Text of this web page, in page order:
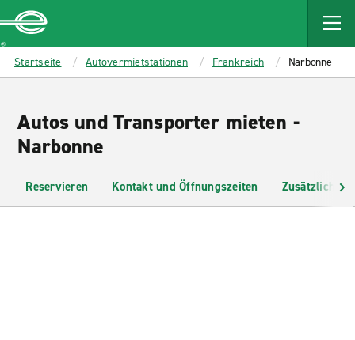
MAIN
CONTENT
Enterprise
Startseite Autovermietstationen Frankreich Narbonne
Autos und Transporter mieten -
Narbonne
Reservieren Kontakt und Öffnungszeiten Zusätzliche